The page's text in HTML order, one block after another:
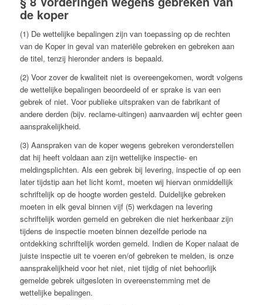
de koper
(1) De wettelijke bepalingen zijn van toepassing op de rechten
van de Koper in geval van materiële gebreken en gebreken aan
de titel, tenzij hieronder anders is bepaald.
(2) Voor zover de kwaliteit niet is overeengekomen, wordt volgens
de wettelijke bepalingen beoordeeld of er sprake is van een
gebrek of niet. Voor publieke uitspraken van de fabrikant of
andere derden (bijv. reclame-uitingen) aanvaarden wij echter geen
aansprakelijkheid.
(3) Aanspraken van de koper wegens gebreken veronderstellen
dat hij heeft voldaan aan zijn wettelijke inspectie- en
meldingsplichten. Als een gebrek bij levering, inspectie of op een
later tijdstip aan het licht komt, moeten wij hiervan onmiddellijk
schriftelijk op de hoogte worden gesteld. Duidelijke gebreken
moeten in elk geval binnen vijf (5) werkdagen na levering
schriftelijk worden gemeld en gebreken die niet herkenbaar zijn
tijdens de inspectie moeten binnen dezelfde periode na
ontdekking schriftelijk worden gemeld. Indien de Koper nalaat de
juiste inspectie uit te voeren en/of gebreken te melden, is onze
aansprakelijkheid voor het niet, niet tijdig of niet behoorlijk
gemelde gebrek uitgesloten in overeenstemming met de
wettelijke bepalingen.